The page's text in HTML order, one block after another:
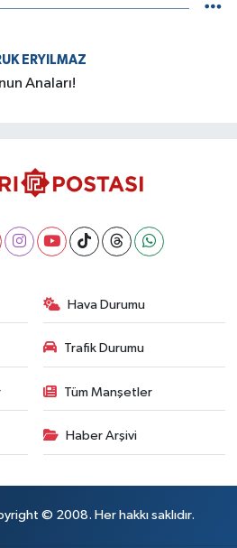
ERYILMAZ
Anaları!
Hava Durumu
Trafik Durumu
Tüm Manşetler
Haber Arşivi
© 2008. Her hakkı saklıdır.